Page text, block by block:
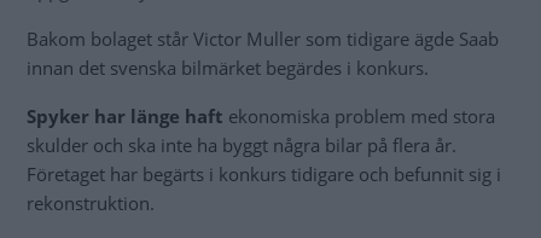
Bakom bolaget står Victor Muller som tidigare ägde Saab
innan det svenska bilmärket begärdes i konkurs.
Spyker har länge haft ekonomiska problem med stora
skulder och ska inte ha byggt några bilar på flera år.
Företaget har begärts i konkurs tidigare och befunnit sig i
rekonstruktion.